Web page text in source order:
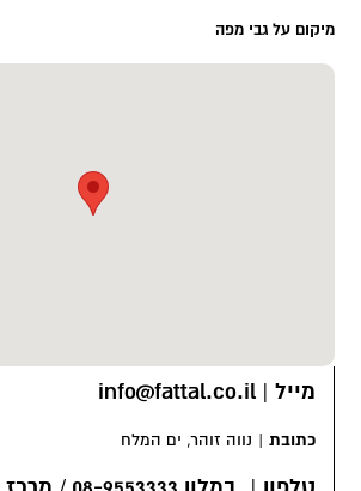
מיקום על גבי מפה
מייל |
info@fattal.co.il
כתובת | נווה זוהר, ים המלח